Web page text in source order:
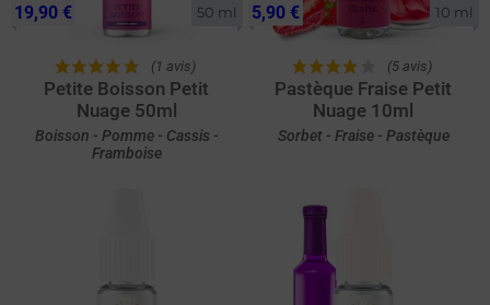
50 ml
(1 avis)
Petite Boisson Petit
Nuage 50ml
Boisson - Pomme - Cassis -
Framboise
19,90 € 10 ml
(5 avis)
Pastèque Fraise Petit
Nuage 10ml
Sorbet - Fraise - Pastèque
5,90 €